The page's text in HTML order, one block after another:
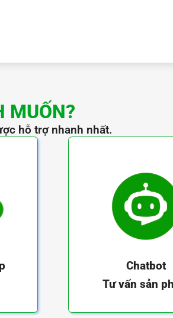
MUỐN?
hỗ trợ nhanh nhất.
Chatbot
Tư vấn sản